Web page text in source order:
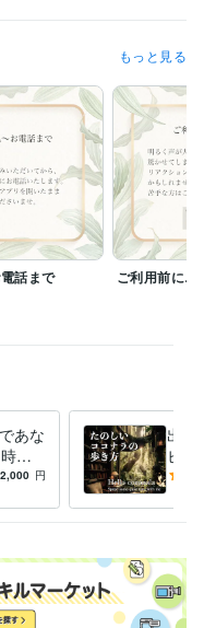
がありません
で都会に出たのに、また田
しょうね
やってみます✨
ョンゲームから
は現状維持で…乗り切って
: 16年
経験年数 : 16年
: 17年
ーチ 経験年数 : 15年
もっと見る
話まで ご利用前に…
あな
間
なた
2,000 円
出品
ビデ
コナ
ーう